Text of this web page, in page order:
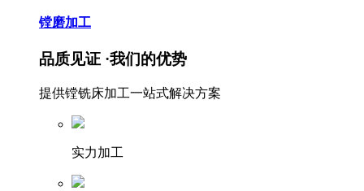
镗磨加工
品质见证 ·我们的优势
提供镗铣床加工一站式解决方案
实力加工